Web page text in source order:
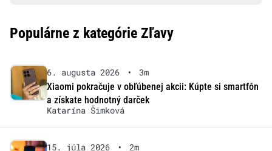
Populárne z kategórie Zľavy
6. augusta 2026 •
3m
Xiaomi pokračuje v obľúbenej akcii: Kúpte si smartfón
a získate hodnotný darček
Katarína Šimková
15. júla 2026 •
2m